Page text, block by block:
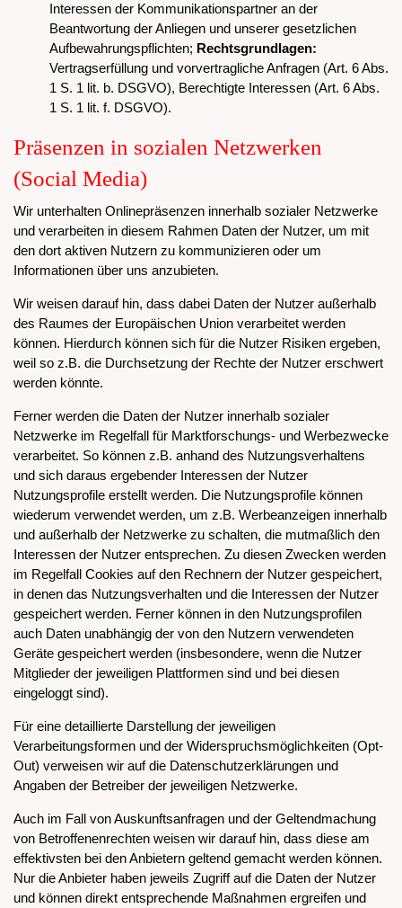
Interessen der Kommunikationspartner an der
Beantwortung der Anliegen und unserer gesetzlichen
Aufbewahrungspflichten; Rechtsgrundlagen:
Vertragserfüllung und vorvertragliche Anfragen (Art. 6 Abs.
1 S. 1 lit. b. DSGVO), Berechtigte Interessen (Art. 6 Abs.
1 S. 1 lit. f. DSGVO).
Präsenzen in sozialen Netzwerken
(Social Media)
Wir unterhalten Onlinepräsenzen innerhalb sozialer Netzwerke
und verarbeiten in diesem Rahmen Daten der Nutzer, um mit
den dort aktiven Nutzern zu kommunizieren oder um
Informationen über uns anzubieten.
Wir weisen darauf hin, dass dabei Daten der Nutzer außerhalb
des Raumes der Europäischen Union verarbeitet werden
können. Hierdurch können sich für die Nutzer Risiken ergeben,
weil so z.B. die Durchsetzung der Rechte der Nutzer erschwert
werden könnte.
Ferner werden die Daten der Nutzer innerhalb sozialer
Netzwerke im Regelfall für Marktforschungs- und Werbezwecke
verarbeitet. So können z.B. anhand des Nutzungsverhaltens
und sich daraus ergebender Interessen der Nutzer
Nutzungsprofile erstellt werden. Die Nutzungsprofile können
wiederum verwendet werden, um z.B. Werbeanzeigen innerhalb
und außerhalb der Netzwerke zu schalten, die mutmaßlich den
Interessen der Nutzer entsprechen. Zu diesen Zwecken werden
im Regelfall Cookies auf den Rechnern der Nutzer gespeichert,
in denen das Nutzungsverhalten und die Interessen der Nutzer
gespeichert werden. Ferner können in den Nutzungsprofilen
auch Daten unabhängig der von den Nutzern verwendeten
Geräte gespeichert werden (insbesondere, wenn die Nutzer
Mitglieder der jeweiligen Plattformen sind und bei diesen
eingeloggt sind).
Für eine detaillierte Darstellung der jeweiligen
Verarbeitungsformen und der Widerspruchsmöglichkeiten (Opt-
Out) verweisen wir auf die Datenschutzerklärungen und
Angaben der Betreiber der jeweiligen Netzwerke.
Auch im Fall von Auskunftsanfragen und der Geltendmachung
von Betroffenenrechten weisen wir darauf hin, dass diese am
effektivsten bei den Anbietern geltend gemacht werden können.
Nur die Anbieter haben jeweils Zugriff auf die Daten der Nutzer
und können direkt entsprechende Maßnahmen ergreifen und